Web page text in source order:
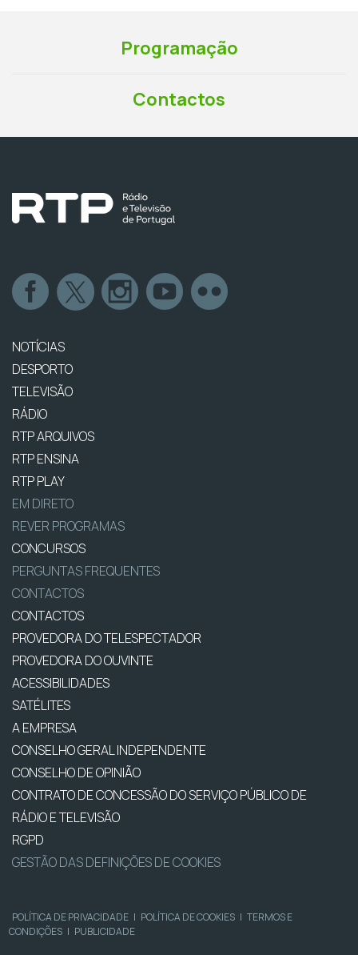
Programação
Contactos
NOTÍCIAS
DESPORTO
TELEVISÃO
RÁDIO
RTP ARQUIVOS
RTP ENSINA
RTP PLAY
EM DIRETO
REVER PROGRAMAS
CONCURSOS
PERGUNTAS FREQUENTES
CONTACTOS
CONTACTOS
PROVEDORA DO TELESPECTADOR
PROVEDORA DO OUVINTE
ACESSIBILIDADES
SATÉLITES
A EMPRESA
CONSELHO GERAL INDEPENDENTE
CONSELHO DE OPINIÃO
CONTRATO DE CONCESSÃO DO SERVIÇO PÚBLICO DE
RÁDIO E TELEVISÃO
RGPD
GESTÃO DAS DEFINIÇÕES DE COOKIES
POLÍTICA DE PRIVACIDADE | POLÍTICA DE COOKIES | TERMOS E
CONDIÇÕES | PUBLICIDADE